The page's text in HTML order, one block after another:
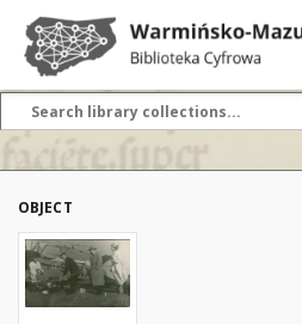
OBJECT